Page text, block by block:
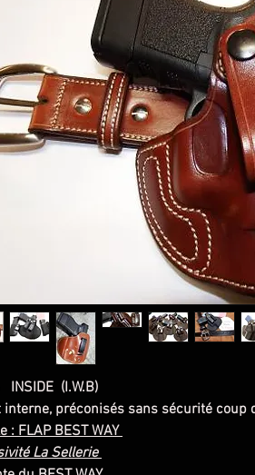
INSIDE (I.W.B)
interne, préconisés sans sécurité coup
: FLAP BEST WAY
La Sellerie